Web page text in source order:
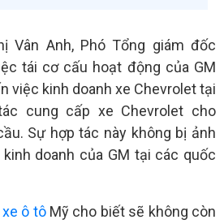
Vân Anh, Phó Tổng giám đốc
tái cơ cấu hoạt động của GM
việc kinh doanh xe Chevrolet tại
cung cấp xe Chevrolet cho
Sự hợp tác này không bị ảnh
doanh của GM tại các quốc
xe ô tôMỹ cho biết sẽ không còn